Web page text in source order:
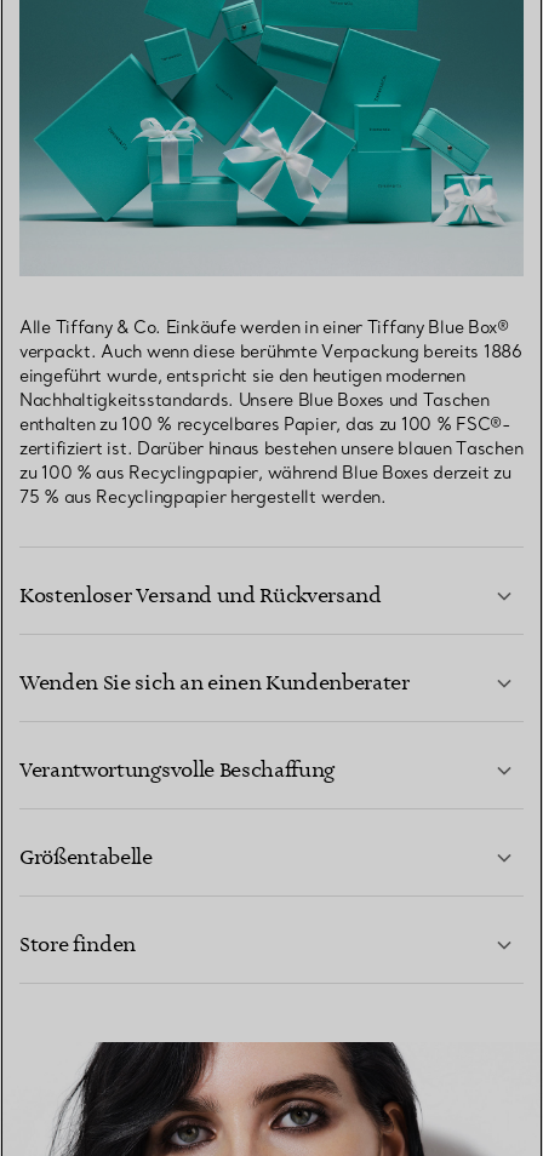
Alle Tiffany & Co. Einkäufe werden in einer Tiffany Blue Box®
verpackt. Auch wenn diese berühmte Verpackung bereits 1886
eingeführt wurde, entspricht sie den heutigen modernen
Nachhaltigkeitsstandards. Unsere Blue Boxes und Taschen
enthalten zu 100 % recycelbares Papier, das zu 100 % FSC®-
zertifiziert ist. Darüber hinaus bestehen unsere blauen Taschen
zu 100 % aus Recyclingpapier, während Blue Boxes derzeit zu
75 % aus Recyclingpapier hergestellt werden.
Kostenloser Versand und Rückversand
Wenden Sie sich an einen Kundenberater
Verantwortungsvolle Beschaffung
Größentabelle
Store finden
EINEN STORE IN IHRER NÄHE FINDEN